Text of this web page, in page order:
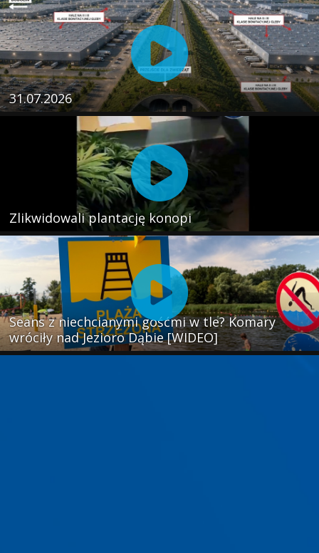
31.07.2026
Zlikwidowali plantację konopi
Seans z niechcianymi gośćmi w tle? Komary
wróciły nad Jezioro Dąbie [WIDEO]